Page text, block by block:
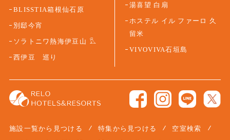
BLISSTIA箱根仙石原
別邸今宵
ソラトニワ熱海伊豆山
西伊豆 巡り
湯喜望 白扇
ホステル イル ファーロ 久
留米
VIVOVIVA石垣島
施設一覧から見つける 特集から見つける
空室検索